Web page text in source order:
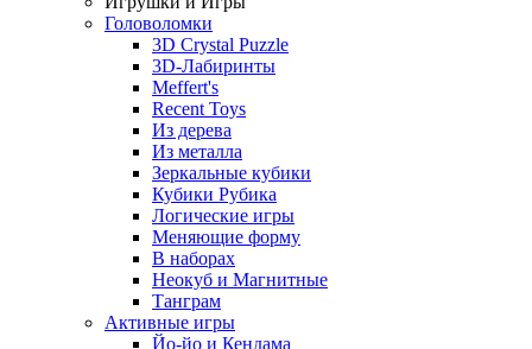
Головоломки
3D Crystal Puzzle
3D-Лабиринты
Meffert's
Recent Toys
Из дерева
Из металла
Зеркальные кубики
Кубики Рубика
Логические игры
Меняющие форму
В наборах
Неокуб и Магнитные
Танграм
Активные игры
Йо-йо и Кендама